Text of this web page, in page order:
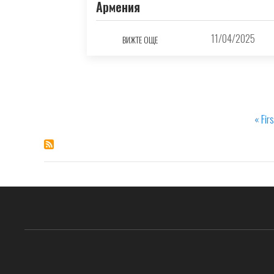
Армения
ВИЖТЕ ОЩЕ 11/04/2025
First
«